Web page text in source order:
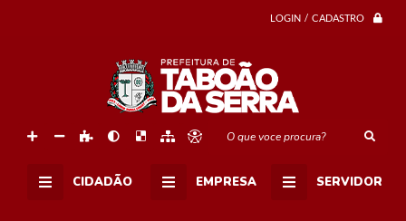
LOGIN / CADASTRO
O que voce procura?
CIDADÃO EMPRESA SERVIDOR